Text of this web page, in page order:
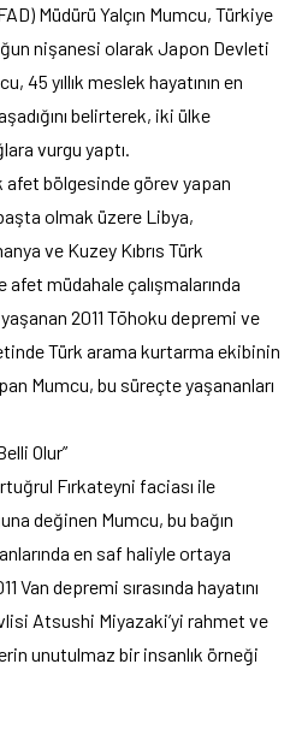
Müdürü Yalçın Mumcu, Türkiye
nişanesi olarak Japon Devleti
45 yıllık meslek hayatının en
belirterek, iki ülke
vurgu yaptı.
afet bölgesinde görev yapan
olmak üzere Libya,
ve Kuzey Kıbrıs Türk
müdahale çalışmalarında
2011 Tōhoku depremi ve
Türk arama kurtarma ekibinin
Mumcu, bu süreçte yaşananları
Olur”
Fırkateyni faciası ile
değinen Mumcu, bu bağın
en saf haliyle ortaya
Van depremi sırasında hayatını
Atsushi Miyazaki’yi rahmet ve
unutulmaz bir insanlık örneği